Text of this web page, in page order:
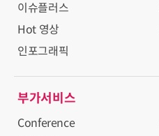
이슈플러스
Hot 영상
인포그래픽
부가서비스
Conference